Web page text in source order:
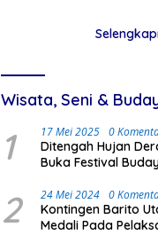
Wisata, Seni &
1 17 Mei 2025 0
Ditengah Hujan
Buka Festival
2 24 Mei 2024 0
Kontingen Barito
Medali Pada